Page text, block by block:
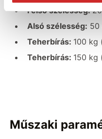
Felső szélesség:
Alsó szélesség: 50
Teherbírás: 100 kg
Teherbírás: 150 kg
Műszaki